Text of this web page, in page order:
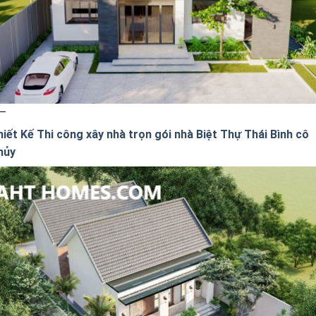
Kế Thi công xây nhà trọn gói nhà Biệt Thự Thái Bình cô